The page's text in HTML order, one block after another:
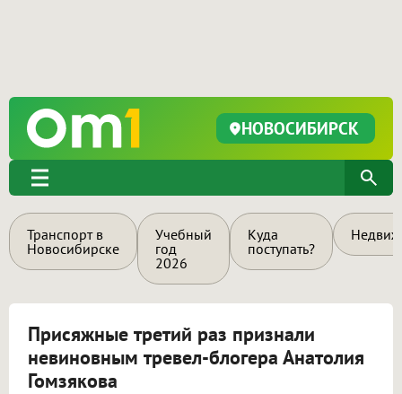
НОВОСИБИРСК
Транспорт в
Новосибирске
Учебный
год
2026
Куда
поступать?
Присяжные третий раз признали
невиновным тревел-блогера Анатолия
Гомзякова